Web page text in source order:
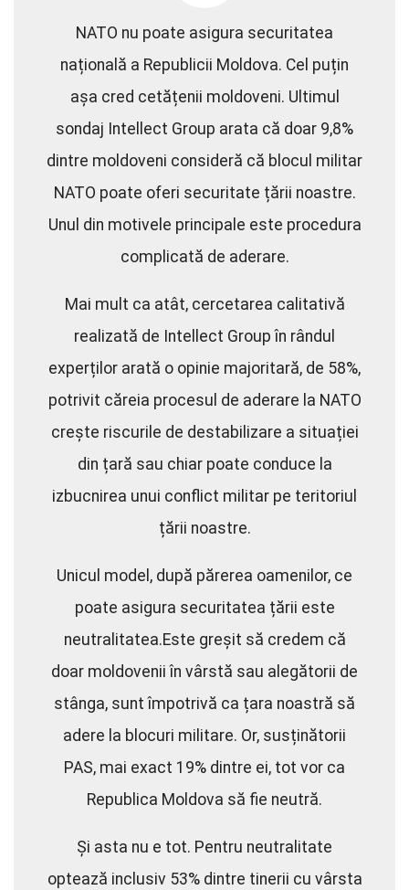
NATO nu poate asigura securitatea
națională a Republicii Moldova. Cel puțin
așa cred cetățenii moldoveni. Ultimul
sondaj Intellect Group arata că doar 9,8%
dintre moldoveni consideră că blocul militar
NATO poate oferi securitate țării noastre.
Unul din motivele principale este procedura
complicată de aderare.
Mai mult ca atât, cercetarea calitativă
realizată de Intellect Group în rândul
experților arată o opinie majoritară, de 58%,
potrivit căreia procesul de aderare la NATO
crește riscurile de destabilizare a situației
din țară sau chiar poate conduce la
izbucnirea unui conflict militar pe teritoriul
țării noastre.
Unicul model, după părerea oamenilor, ce
poate asigura securitatea țării este
neutralitatea.Este greșit să credem că
doar moldovenii în vârstă sau alegătorii de
stânga, sunt împotrivă ca țara noastră să
adere la blocuri militare. Or, susținătorii
PAS, mai exact 19% dintre ei, tot vor ca
Republica Moldova să fie neutră.
Și asta nu e tot. Pentru neutralitate
optează inclusiv 53% dintre tinerii cu vârsta